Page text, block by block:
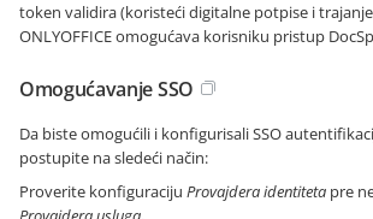
token validira (koristeći digitalne potpise i
ONLYOFFICE omogućava korisniku pristup
Omogućavanje SSO
Da biste omogućili i konfigurisali SSO
postupite na sledeći način:
Proverite konfiguraciju Provajdera identiteta pre